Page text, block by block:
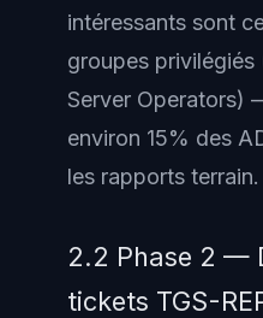
intéressants sont
groupes privilégiés
Server Operators)
environ 15% des
les rapports terrain.
2.2 Phase 2 —
tickets TGS-